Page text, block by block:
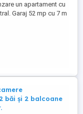
un apartament cu
Garaj 52 mp cu 7 m
solidă Demisol
cu apă |
Baie cu fereastră
băi și 2 balcoane